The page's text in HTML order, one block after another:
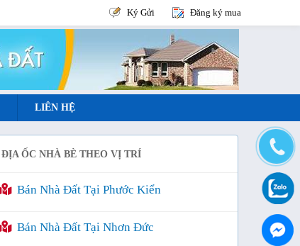
Ký Gửi Đăng ký mua
LIÊN HỆ
ĐỊA ỐC NHÀ BÈ THEO VỊ TRÍ
Bán Nhà Đất Tại Phước Kiển
Bán Nhà Đất Tại Nhơn Đức